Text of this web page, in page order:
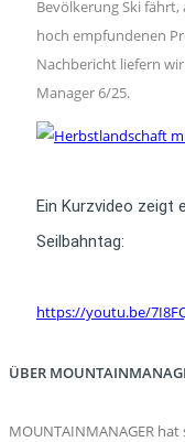
Bevölkerung Ski
hoch empfundenen
Nachbericht liefern
Manager 6/25.
Ein Kurzvideo zeigt
Seilbahntag:
https://youtu.be/
ÜBER
MOUNTAINMANAGER